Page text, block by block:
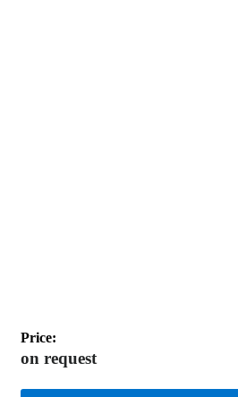
Price:
on request